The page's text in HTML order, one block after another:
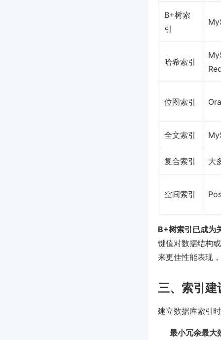
B+树索
引
哈希索引
位图索引
全文索引
复合索引 大
空间索引
B+树索引已成为
键值对数据结构
来更佳性能表现
三、索引建
建立数据库索引
最小冗余最大